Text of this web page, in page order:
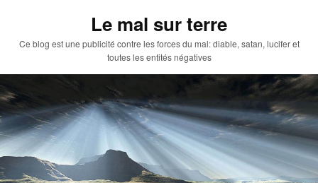
Le mal sur terre
Ce blog est une publicité contre les forces du mal: diable, satan, lucifer et
toutes les entités négatives